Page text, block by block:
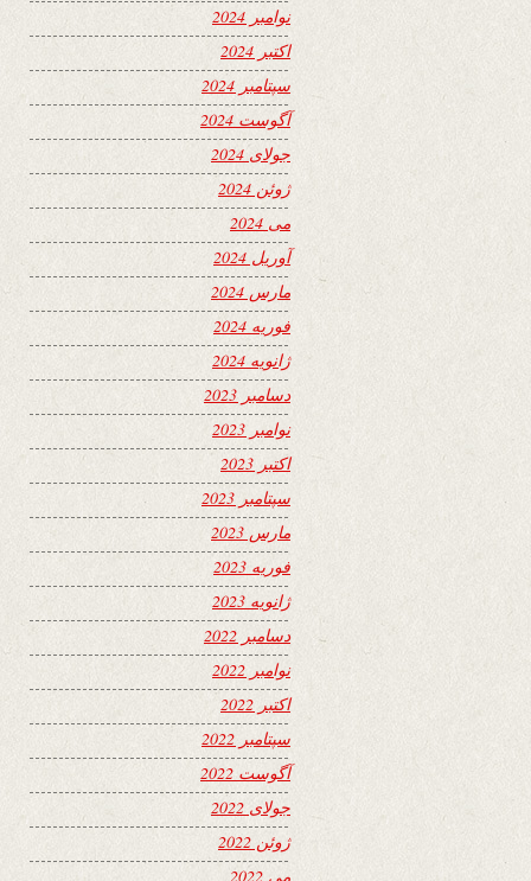
نوامبر 2024
اکتبر 2024
سپتامبر 2024
آگوست 2024
جولای 2024
ژوئن 2024
می 2024
آوریل 2024
مارس 2024
فوریه 2024
ژانویه 2024
دسامبر 2023
نوامبر 2023
اکتبر 2023
سپتامبر 2023
مارس 2023
فوریه 2023
ژانویه 2023
دسامبر 2022
نوامبر 2022
اکتبر 2022
سپتامبر 2022
آگوست 2022
جولای 2022
ژوئن 2022
می 2022